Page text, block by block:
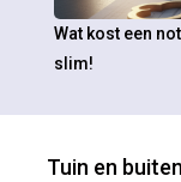
Wat kost een
slim!
Tuin en